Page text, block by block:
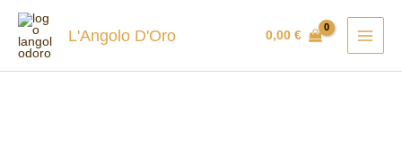
contenuto
L'Angolo D'Oro 0,00€